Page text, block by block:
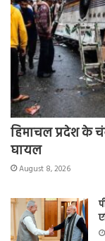
हिमाचल प्रदेश के
घायल
August 8, 2026